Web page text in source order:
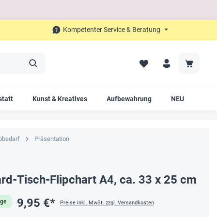
Kompetenter Service & Beratung
Kunst & Kreatives Aufbewahrung NEU
Präsentation
Tisch-Flipchart A4, ca. 33 x 25 cm
9,95 €* Preise inkl. MwSt. zzgl. Versandkosten